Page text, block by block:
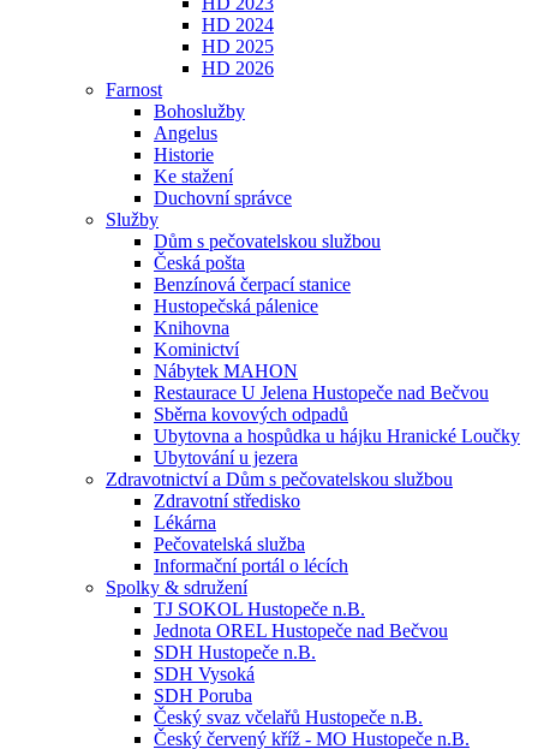
HD 2024
HD 2025
HD 2026
Farnost
Bohoslužby
Angelus
Historie
Ke stažení
Duchovní správce
Služby
Dům s pečovatelskou službou
Česká pošta
Benzínová čerpací stanice
Hustopečská pálenice
Knihovna
Kominictví
Nábytek MAHON
Restaurace U Jelena Hustopeče nad Bečvou
Sběrna kovových odpadů
Ubytovna a hospůdka u hájku Hranické Loučky
Ubytování u jezera
Zdravotnictví a Dům s pečovatelskou službou
Zdravotní středisko
Lékárna
Pečovatelská služba
Informační portál o lécích
Spolky & sdružení
TJ SOKOL Hustopeče n.B.
Jednota OREL Hustopeče nad Bečvou
SDH Hustopeče n.B.
SDH Vysoká
SDH Poruba
Český svaz včelařů Hustopeče n.B.
Český červený kříž - MO Hustopeče n.B.